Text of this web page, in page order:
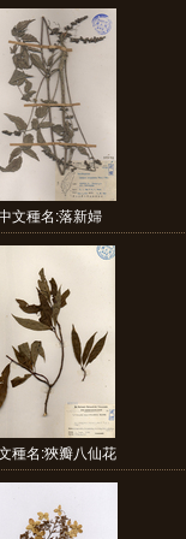
文種名:落新婦
種名:狹瓣八仙花